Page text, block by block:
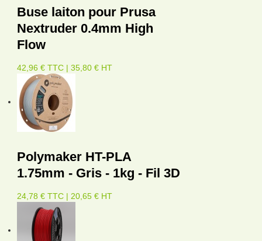
Buse laiton pour Prusa
Nextruder 0.4mm High
Flow
42,96 € TTC | 35,80 € HT
Polymaker HT-PLA
1.75mm - Gris - 1kg - Fil 3D
24,78 € TTC | 20,65 € HT